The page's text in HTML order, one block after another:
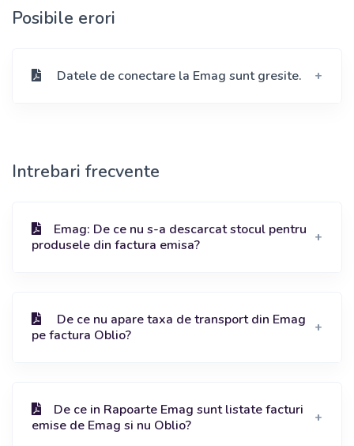
Posibile erori
Datele de conectare la Emag sunt gresite.
Intrebari frecvente
Emag: De ce nu s-a descarcat stocul pentru
produsele din factura emisa?
De ce nu apare taxa de transport din Emag
pe factura Oblio?
De ce in Rapoarte Emag sunt listate facturi
emise de Emag si nu Oblio?